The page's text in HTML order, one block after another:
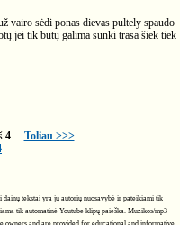
vairo sėdi ponas dievas pultely spaudo
jei tik būtų galima sunki trasa šiek tiek
4
Toliau >>>
tekstai yra jų autorių nuosavybė ir pateikiami tik
tik automatinė Youtube klipų paieška. Muzikos/mp3